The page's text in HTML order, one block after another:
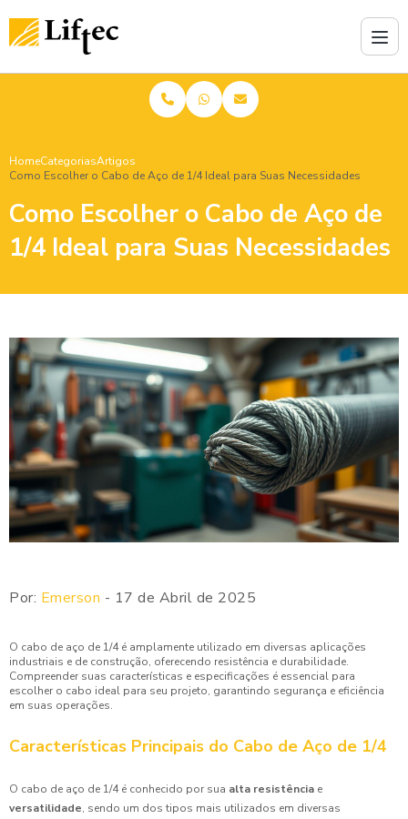
HomeCategoriasArtigos
Como Escolher o Cabo de Aço de 1/4 Ideal para Suas Necessidades
Como Escolher o Cabo de Aço de
1/4 Ideal para Suas Necessidades
Por: Emerson - 17 de Abril de 2025
O cabo de aço de 1/4 é amplamente utilizado em diversas aplicações
industriais e de construção, oferecendo resistência e durabilidade.
Compreender suas características e especificações é essencial para
escolher o cabo ideal para seu projeto, garantindo segurança e eficiência
em suas operações.
Características Principais do Cabo de Aço de 1/4
O cabo de aço de 1/4 é conhecido por sua alta resistência e
versatilidade, sendo um dos tipos mais utilizados em diversas